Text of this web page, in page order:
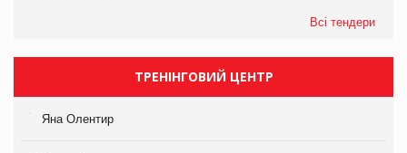
Всі тендери
ТРЕНІНГОВИЙ ЦЕНТР
Яна Олентир